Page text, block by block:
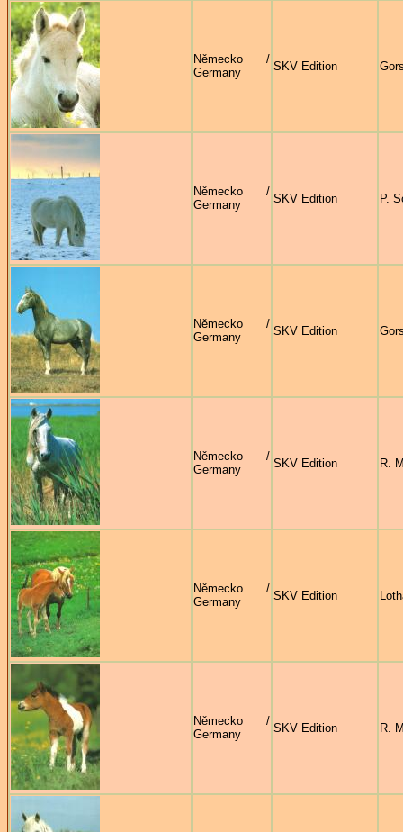
Německo /
Germany
SKV Edition
Německo /
Germany
SKV Edition P.
Německo /
Germany
SKV Edition
Německo /
Germany
SKV Edition R.
Německo /
Germany
SKV Edition
Německo /
Germany
SKV Edition R.